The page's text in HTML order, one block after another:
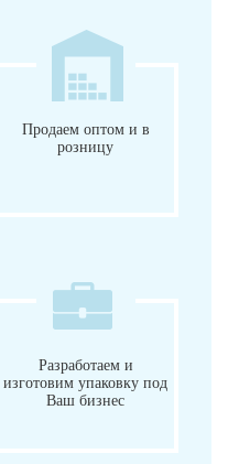
Продаем оптом и в
розницу
Разработаем и
изготовим упаковку под
Ваш бизнес